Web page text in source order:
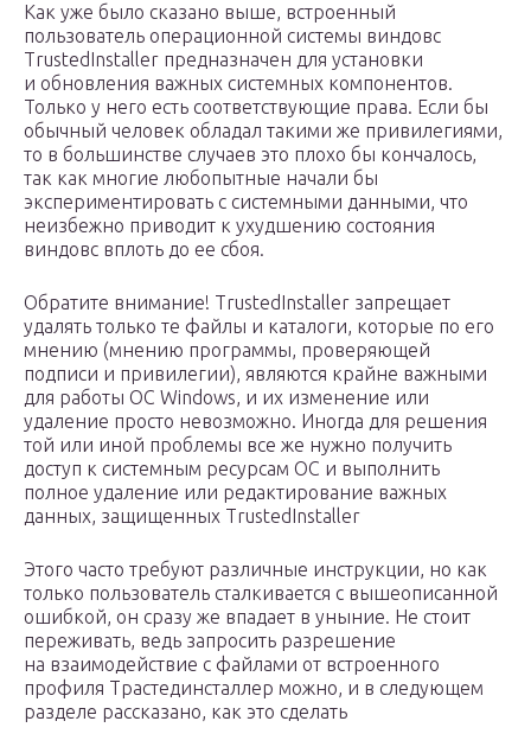
Как уже было сказано выше, встроенный
пользователь операционной системы виндовс
TrustedInstaller предназначен для установки
и обновления важных системных компонентов.
Только у него есть соответствующие права. Если бы
обычный человек обладал такими же привилегиями,
то в большинстве случаев это плохо бы кончалось,
так как многие любопытные начали бы
экспериментировать с системными данными, что
неизбежно приводит к ухудшению состояния
виндовс вплоть до ее сбоя.
Обратите внимание! TrustedInstaller запрещает
удалять только те файлы и каталоги, которые по его
мнению (мнению программы, проверяющей
подписи и привилегии), являются крайне важными
для работы ОС Windows, и их изменение или
удаление просто невозможно. Иногда для решения
той или иной проблемы все же нужно получить
доступ к системным ресурсам ОС и выполнить
полное удаление или редактирование важных
данных, защищенных TrustedInstaller
Этого часто требуют различные инструкции, но как
только пользователь сталкивается с вышеописанной
ошибкой, он сразу же впадает в уныние. Не стоит
переживать, ведь запросить разрешение
на взаимодействие с файлами от встроенного
профиля Трастединсталлер можно, и в следующем
разделе рассказано, как это сделать